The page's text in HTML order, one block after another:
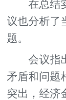
在总结实
议也分析了
题。
会议指出
矛盾和问题
突出，经济